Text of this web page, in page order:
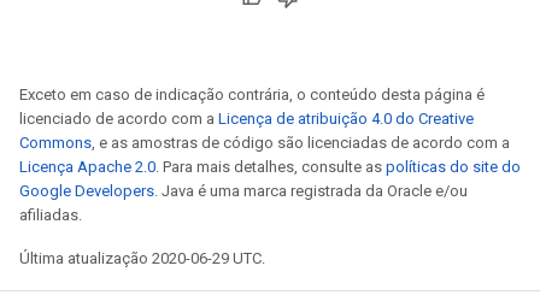
Exceto em caso de indicação contrária, o conteúdo desta página é
licenciado de acordo com a Licença de atribuição 4.0 do Creative
Commons, e as amostras de código são licenciadas de acordo com a
Licença Apache 2.0. Para mais detalhes, consulte as políticas do site do
Google Developers. Java é uma marca registrada da Oracle e/ou
afiliadas.
Última atualização 2020-06-29 UTC.